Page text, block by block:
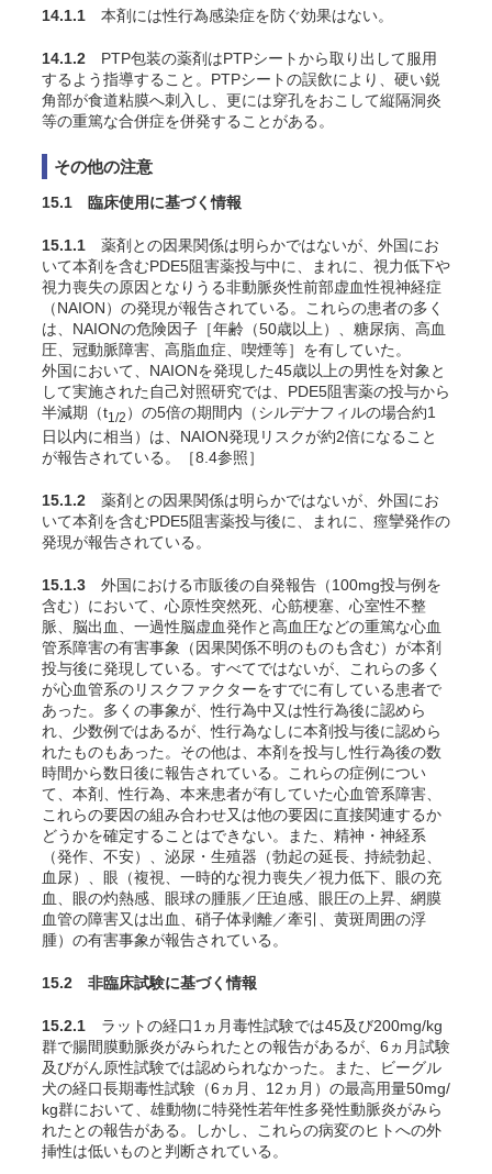
14.1.1 本剤には性行為感染症を防ぐ効果はない。
14.1.2 PTP包装の薬剤はPTPシートから取り出して服用
するよう指導すること。PTPシートの誤飲により、硬い鋭
角部が食道粘膜へ刺入し、更には穿孔をおこして縦隔洞炎
等の重篤な合併症を併発することがある。
その他の注意
15.1 臨床使用に基づく情報
15.1.1 薬剤との因果関係は明らかではないが、外国にお
いて本剤を含むPDE5阻害薬投与中に、まれに、視力低下や
視力喪失の原因となりうる非動脈炎性前部虚血性視神経症
（NAION）の発現が報告されている。これらの患者の多く
は、NAIONの危険因子［年齢（50歳以上）、糖尿病、高血
圧、冠動脈障害、高脂血症、喫煙等］を有していた。
外国において、NAIONを発現した45歳以上の男性を対象と
して実施された自己対照研究では、PDE5阻害薬の投与から
半減期（t1/2 ）の5倍の期間内（シルデナフィルの場合約1
日以内に相当）は、NAION発現リスクが約2倍になること
が報告されている 。［8.4参照］
15.1.2 薬剤との因果関係は明らかではないが、外国にお
いて本剤を含むPDE5阻害薬投与後に、まれに、痙攣発作の
発現が報告されている。
15.1.3 外国における市販後の自発報告（100mg投与例を
含む）において、心原性突然死、心筋梗塞、心室性不整
脈、脳出血、一過性脳虚血発作と高血圧などの重篤な心血
管系障害の有害事象（因果関係不明のものも含む）が本剤
投与後に発現している。すべてではないが、これらの多く
が心血管系のリスクファクターをすでに有している患者で
あった。多くの事象が、性行為中又は性行為後に認めら
れ、少数例ではあるが、性行為なしに本剤投与後に認めら
れたものもあった。その他は、本剤を投与し性行為後の数
時間から数日後に報告されている。これらの症例につい
て、本剤、性行為、本来患者が有していた心血管系障害、
これらの要因の組み合わせ又は他の要因に直接関連するか
どうかを確定することはできない。また、精神・神経系
（発作、不安）、泌尿・生殖器（勃起の延長、持続勃起、
血尿）、眼（複視、一時的な視力喪失／視力低下、眼の充
血、眼の灼熱感、眼球の腫脹／圧迫感、眼圧の上昇、網膜
血管の障害又は出血、硝子体剥離／牽引、黄斑周囲の浮
腫）の有害事象が報告されている。
15.2 非臨床試験に基づく情報
15.2.1 ラットの経口1ヵ月毒性試験では45及び200mg/kg
群で腸間膜動脈炎がみられたとの報告があるが、6ヵ月試験
及びがん原性試験では認められなかった。また、ビーグル
犬の経口長期毒性試験（6ヵ月、12ヵ月）の最高用量50mg/
kg群において、雄動物に特発性若年性多発性動脈炎がみら
れたとの報告がある。しかし、これらの病変のヒトへの外
挿性は低いものと判断されている。